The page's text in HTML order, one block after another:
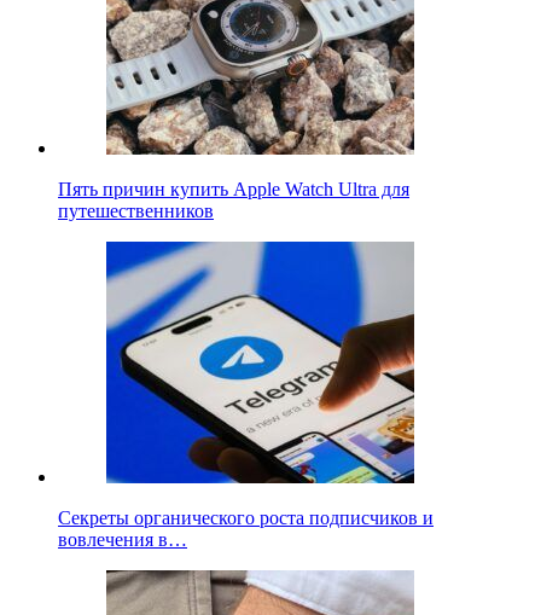
Пять причин купить Apple Watch Ultra для
путешественников
Секреты органического роста подписчиков и
вовлечения в…